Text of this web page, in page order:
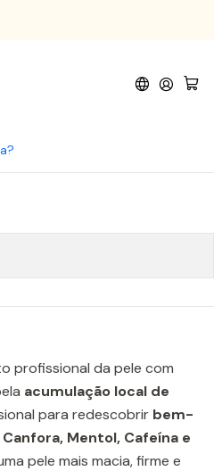
profissional da pele com
acumulação local de
para redescobrir bem-
Canfora, Mentol, Cafeína e
pele mais macia, firme e